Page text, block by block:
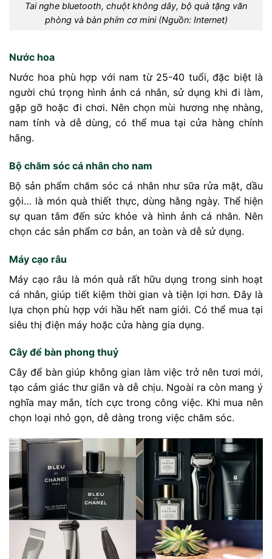
Tai nghe bluetooth, chuột không dây, bộ quà tặng văn
phòng và bàn phím cơ mini (Nguồn: Internet)
Nước hoa
Nước hoa phù hợp với nam từ 25-40 tuổi, đặc biệt là
người chú trọng hình ảnh cá nhân, sử dụng khi đi làm,
gặp gỡ hoặc đi chơi. Nên chọn mùi hương nhẹ nhàng,
nam tính và dễ dùng, có thể mua tại cửa hàng chính
hãng.
Bộ chăm sóc cá nhân cho nam
Bộ sản phẩm chăm sóc cá nhân như sữa rửa mặt, dầu
gội… là món quà thiết thực, dùng hằng ngày. Thể hiện
sự quan tâm đến sức khỏe và hình ảnh cá nhân. Nên
chọn các sản phẩm cơ bản, an toàn và dễ sử dụng.
Máy cạo râu
Máy cạo râu là món quà rất hữu dụng trong sinh hoạt
cá nhân, giúp tiết kiệm thời gian và tiện lợi hơn. Đây là
lựa chọn phù hợp với hầu hết nam giới. Có thể mua tại
siêu thị điện máy hoặc cửa hàng gia dụng.
Cây để bàn phong thuỷ
Cây để bàn giúp không gian làm việc trở nên tươi mới,
tạo cảm giác thư giãn và dễ chịu. Ngoài ra còn mang ý
nghĩa may mắn, tích cực trong công việc. Khi mua nên
chọn loại nhỏ gọn, dễ dàng trong việc chăm sóc.